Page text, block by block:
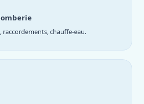
raccordements, chauffe-eau.